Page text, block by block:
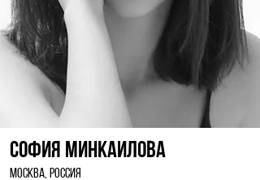
София Минкаилова
Москва, Россия